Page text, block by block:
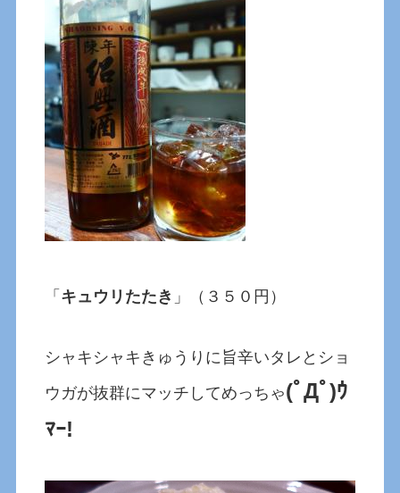
「 キュウリたたき 」（３５０円）
シャキシャキきゅうりに旨辛いタレとショ
ウガが抜群にマッチしてめっちゃ(ﾟДﾟ)ｳ
ﾏｰ!